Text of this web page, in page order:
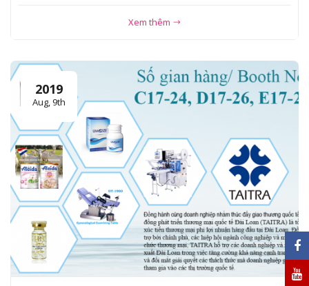
Xem thêm
2019
Aug, 9th